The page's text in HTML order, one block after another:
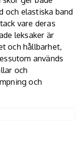
och elastiska band
vare deras
leksaker är
och hållbarhet,
används
och
och